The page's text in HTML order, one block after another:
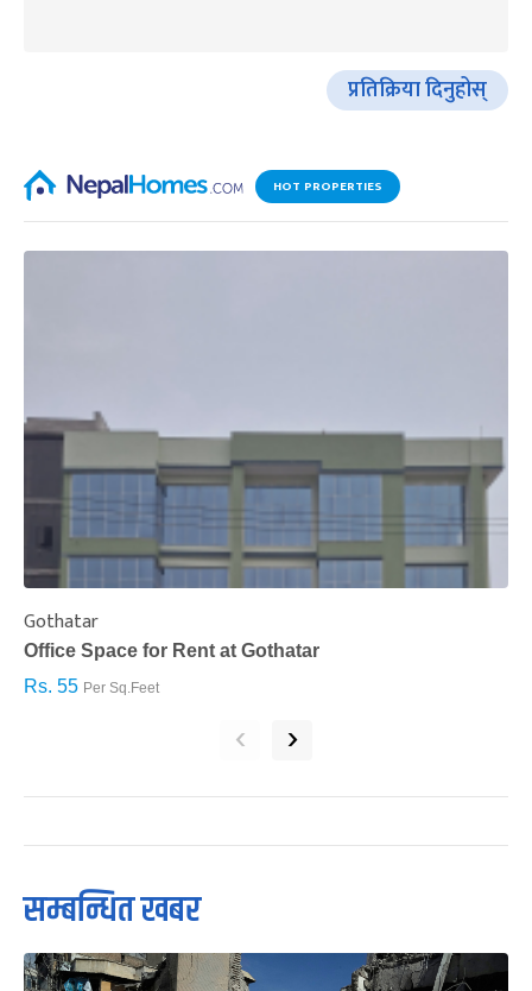
प्रतिक्रिया दिनुहोस्
HOT PROPERTIES
Gothatar
Office Space for Rent at Gothatar
Rs. 55 Per Sq.Feet
‹ ›
सम्बन्धित खबर